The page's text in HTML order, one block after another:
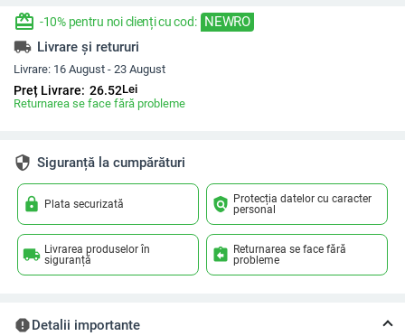
redeem -10% pentru noi clienți cu cod: NEWRO
local_shipping Livrare și retururi
Livrare: 16 August - 23 August
Preț Livrare: 26.52Lei
Returnarea se face fără probleme
security Siguranță la cumpărături
lock Plata securizată policy Protecția datelor cu caracter
personal
local_shipping Livrarea produselor în
siguranță
assignment_return Returnarea se face fără
probleme
reportDetalii importante